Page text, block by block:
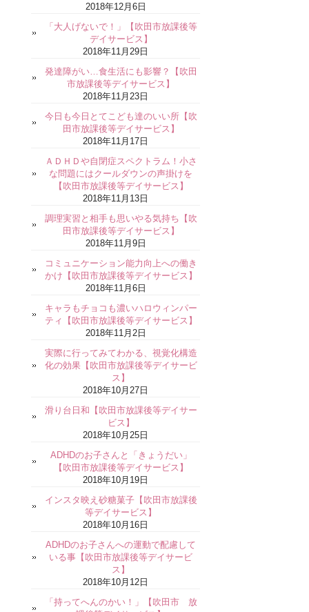
2018年12月6日
「大人げないで！」【吹田市放課後等
デイサービス】
2018年11月29日
発達障がい…食生活にも影響？【吹田
市放課後等デイサービス】
2018年11月23日
今日も今日とてこども達のいい所【吹
田市放課後等デイサービス】
2018年11月17日
ＡＤＨＤや自閉症スペクトラム！小さ
な問題にはクールダウンの声掛けを
【吹田市放課後等デイサービス】
2018年11月13日
調理実習と相手も思いやる気持ち【吹
田市放課後等デイサービス】
2018年11月9日
コミュニケーション能力向上への働き
かけ【吹田市放課後等デイサービス】
2018年11月6日
キャラもチョコも濃いハロウィンパー
ティ【吹田市放課後等デイサービス】
2018年11月2日
実際に行ってみてわかる、視覚化構造
化の効果【吹田市放課後等デイサービ
ス】
2018年10月27日
滑り台日和【吹田市放課後等デイサー
ビス】
2018年10月25日
ADHDのお子さんと「きょうだい」
【吹田市放課後等デイサービス】
2018年10月19日
インスタ映え砂糖菓子【吹田市放課後
等デイサービス】
2018年10月16日
ADHDのお子さんへの運動で配慮して
いる事【吹田市放課後等デイサービ
ス】
2018年10月12日
「持ってへんのかい！」【吹田市 放